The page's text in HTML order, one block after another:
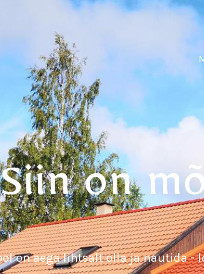
Siin on
on aega lihtsalt olla ja nautida -